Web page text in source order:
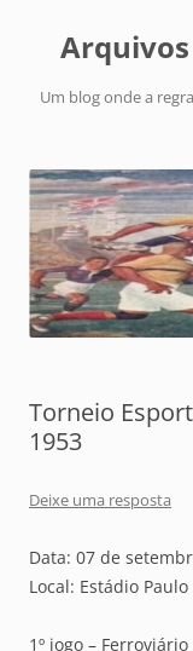
Um blog onde a
Torneio
1953
Deixe uma resposta
Data: 07 de
Local: Estádio
1º jogo –